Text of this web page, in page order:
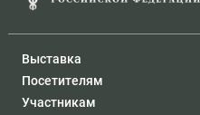
Выставка
Посетителям
Участникам